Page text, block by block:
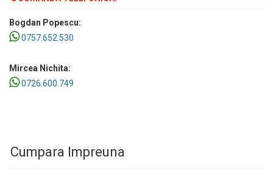
Bogdan Popescu:
0757.652.530
Mircea Nichita:
0726.600.749
Cumpara Impreuna